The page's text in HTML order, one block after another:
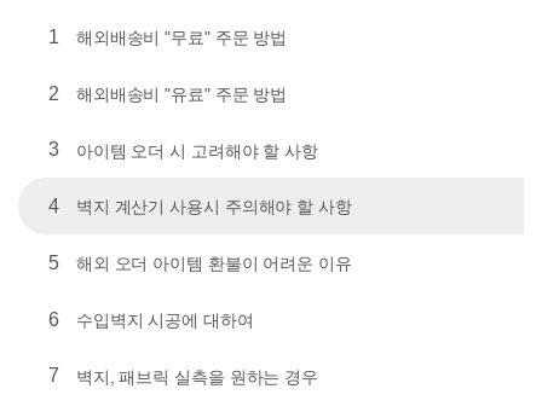
1 해외배송비 "무료" 주문 방법
2 해외배송비 "유료" 주문 방법
3 아이템 오더 시 고려해야 할 사항
4 벽지 계산기 사용시 주의해야 할 사항
5 해외 오더 아이템 환불이 어려운 이유
6 수입벽지 시공에 대하여
7 벽지, 패브릭 실측을 원하는 경우